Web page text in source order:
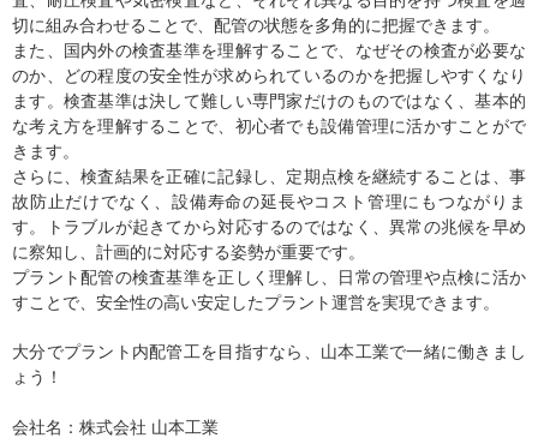
切に組み合わせることで、配管の状態を多角的に把握できます。
また、国内外の検査基準を理解することで、なぜその検査が必要な
のか、どの程度の安全性が求められているのかを把握しやすくなり
ます。検査基準は決して難しい専門家だけのものではなく、基本的
な考え方を理解することで、初心者でも設備管理に活かすことがで
きます。
さらに、検査結果を正確に記録し、定期点検を継続することは、事
故防止だけでなく、設備寿命の延長やコスト管理にもつながりま
す。トラブルが起きてから対応するのではなく、異常の兆候を早め
に察知し、計画的に対応する姿勢が重要です。
プラント配管の検査基準を正しく理解し、日常の管理や点検に活か
すことで、安全性の高い安定したプラント運営を実現できます。
大分でプラント内配管工を目指すなら、山本工業で一緒に働きまし
ょう！
会社名：株式会社 山本工業